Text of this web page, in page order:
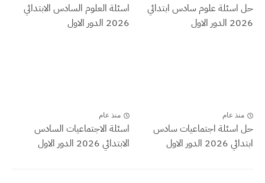
حل اسئلة علوم سادس ابتدائي
2026 الدور الاول
اسئلة العلوم السادس الابتدائي
2026 الدور الاول
منذ عام
حل اسئلة اجتماعيات سادس
ابتدائي 2026 الدور الاول
منذ عام
اسئلة الاجتماعيات السادس
الابتدائي 2026 الدور الاول